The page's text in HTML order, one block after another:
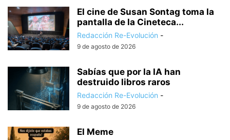
El cine de Susan Sontag toma la
pantalla de la Cineteca...
Redacción Re-Evolución -
9 de agosto de 2026
Sabías que por la IA han
destruido libros raros
Redacción Re-Evolución -
9 de agosto de 2026
El Meme